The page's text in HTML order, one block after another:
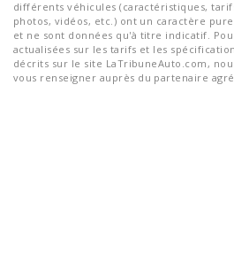
différents véhicules (caractéristiques,
photos, vidéos, etc.) ont un caractère
et ne sont données qu'à titre indicatif.
actualisées sur les tarifs et les
décrits sur le site LaTribuneAuto.com,
vous renseigner auprès du partenaire